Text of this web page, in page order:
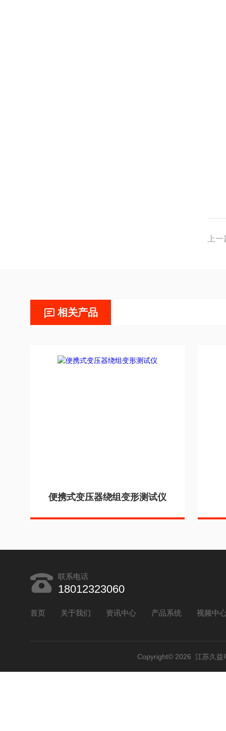
上
相关产品
便携式变压器绕组变形测试仪
联系电话
18012323060
首页 关于我们 资讯中心 产品系统 视频中
Copyright© 2026 江苏久